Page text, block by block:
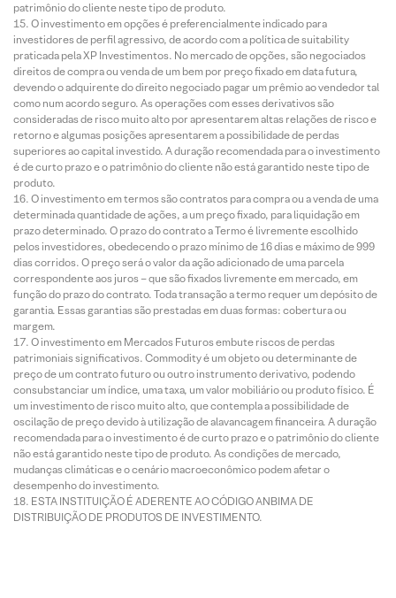
patrimônio do cliente neste tipo de produto.
O investimento em opções é preferencialmente indicado para
investidores de perfil agressivo, de acordo com a política de suitability
praticada pela XP Investimentos. No mercado de opções, são negociados
direitos de compra ou venda de um bem por preço fixado em data futura,
devendo o adquirente do direito negociado pagar um prêmio ao vendedor tal
como num acordo seguro. As operações com esses derivativos são
consideradas de risco muito alto por apresentarem altas relações de risco e
retorno e algumas posições apresentarem a possibilidade de perdas
superiores ao capital investido. A duração recomendada para o investimento
é de curto prazo e o patrimônio do cliente não está garantido neste tipo de
produto.
O investimento em termos são contratos para compra ou a venda de uma
determinada quantidade de ações, a um preço fixado, para liquidação em
prazo determinado. O prazo do contrato a Termo é livremente escolhido
pelos investidores, obedecendo o prazo mínimo de 16 dias e máximo de 999
dias corridos. O preço será o valor da ação adicionado de uma parcela
correspondente aos juros – que são fixados livremente em mercado, em
função do prazo do contrato. Toda transação a termo requer um depósito de
garantia. Essas garantias são prestadas em duas formas: cobertura ou
margem.
O investimento em Mercados Futuros embute riscos de perdas
patrimoniais significativos. Commodity é um objeto ou determinante de
preço de um contrato futuro ou outro instrumento derivativo, podendo
consubstanciar um índice, uma taxa, um valor mobiliário ou produto físico. É
um investimento de risco muito alto, que contempla a possibilidade de
oscilação de preço devido à utilização de alavancagem financeira. A duração
recomendada para o investimento é de curto prazo e o patrimônio do cliente
não está garantido neste tipo de produto. As condições de mercado,
mudanças climáticas e o cenário macroeconômico podem afetar o
desempenho do investimento.
ESTA INSTITUIÇÃO É ADERENTE AO CÓDIGO ANBIMA DE
DISTRIBUIÇÃO DE PRODUTOS DE INVESTIMENTO.